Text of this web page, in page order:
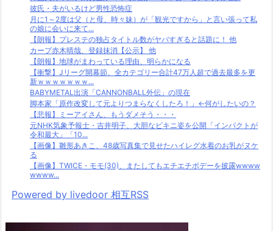
彼氏・夫がいるけど男性恐怖症
月に1～2度は父（と母、時々妹）が「観光ですから」と言い張って私
の娘に会いに来て...
【朗報】プレステの独占タイトル数がヤバすぎると話題に！ 他
カープ赤木晴哉、登録抹消【公示】 他
【朗報】地球がまわっている理由、明らかになる
【衝撃】Jリーグ開幕節、全カテゴリー合計47万人超で過去最多を更
新ｗｗｗｗｗｗｗ...
BABYMETAL出演「CANNONBALL外伝」の現在
脚本家「原作改変して元よりつまらなくしたろ！」←何がしたいの？
【悲報】ミーアイさん、もうダメそう・・・
元NHK気象予報士・吉井明子、大胆なビキニ姿を公開「インパクトが
令和最大」「10...
【画像】雛形あきこ、48歳写真集で見せたハイレグ水着のお乳がヌケ
る
【画像】TWICE・モモ(30)、またしてもエチエチボデーを披露wwww
wwww...
Powered by livedoor 相互RSS